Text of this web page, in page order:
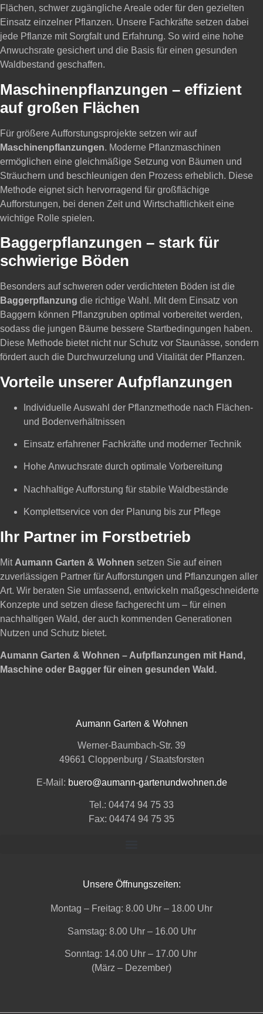
Flächen, schwer zugängliche Areale oder für den gezielten
Einsatz einzelner Pflanzen. Unsere Fachkräfte setzen dabei
jede Pflanze mit Sorgfalt und Erfahrung. So wird eine hohe
Anwuchsrate gesichert und die Basis für einen gesunden
Waldbestand geschaffen.
Maschinenpflanzungen – effizient
auf großen Flächen
Für größere Aufforstungsprojekte setzen wir auf
Maschinenpflanzungen. Moderne Pflanzmaschinen
ermöglichen eine gleichmäßige Setzung von Bäumen und
Sträuchern und beschleunigen den Prozess erheblich. Diese
Methode eignet sich hervorragend für großflächige
Aufforstungen, bei denen Zeit und Wirtschaftlichkeit eine
wichtige Rolle spielen.
Baggerpflanzungen – stark für
schwierige Böden
Besonders auf schweren oder verdichteten Böden ist die
Baggerpflanzung die richtige Wahl. Mit dem Einsatz von
Baggern können Pflanzgruben optimal vorbereitet werden,
sodass die jungen Bäume bessere Startbedingungen haben.
Diese Methode bietet nicht nur Schutz vor Staunässe, sondern
fördert auch die Durchwurzelung und Vitalität der Pflanzen.
Vorteile unserer Aufpflanzungen
Individuelle Auswahl der Pflanzmethode nach Flächen-
und Bodenverhältnissen
Einsatz erfahrener Fachkräfte und moderner Technik
Hohe Anwuchsrate durch optimale Vorbereitung
Nachhaltige Aufforstung für stabile Waldbestände
Komplettservice von der Planung bis zur Pflege
Ihr Partner im Forstbetrieb
Mit Aumann Garten & Wohnen setzen Sie auf einen
zuverlässigen Partner für Aufforstungen und Pflanzungen aller
Art. Wir beraten Sie umfassend, entwickeln maßgeschneiderte
Konzepte und setzen diese fachgerecht um – für einen
nachhaltigen Wald, der auch kommenden Generationen
Nutzen und Schutz bietet.
Aumann Garten & Wohnen – Aufpflanzungen mit Hand,
Maschine oder Bagger für einen gesunden Wald.
Aumann Garten & Wohnen
Werner-Baumbach-Str. 39
49661 Cloppenburg / Staatsforsten
E-Mail: buero@aumann-gartenundwohnen.de
Tel.: 04474 94 75 33
Fax: 04474 94 75 35
Unsere Öffnungszeiten:
Montag – Freitag: 8.00 Uhr – 18.00 Uhr
Samstag: 8.00 Uhr – 16.00 Uhr
Sonntag: 14.00 Uhr – 17.00 Uhr
(März – Dezember)